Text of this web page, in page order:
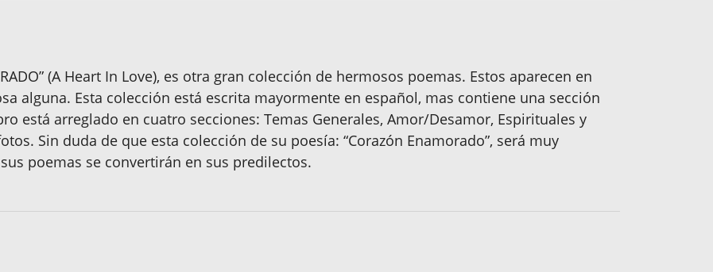
(A Heart In Love), es otra gran colección de hermosos poemas. Estos aparecen en
alguna. Esta colección está escrita mayormente en español, mas contiene una sección
está arreglado en cuatro secciones: Temas Generales, Amor/Desamor, Espirituales y
Sin duda de que esta colección de su poesía: “Corazón Enamorado”, será muy
poemas se convertirán en sus predilectos.